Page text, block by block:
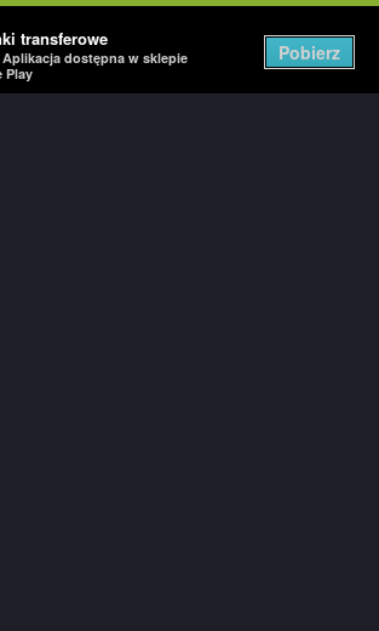
transferowe
Aplikacja dostępna w sklepie
Play
Pobierz